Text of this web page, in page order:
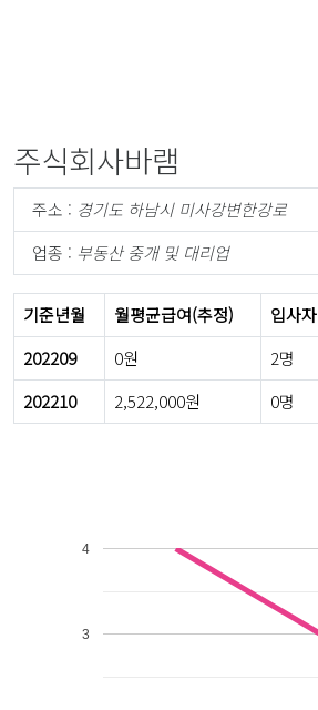
주식회사바램
주소 : 경기도 하남시 미사강변한강로
업종 : 부동산 중개 및 대리업
기준년월 월평균급여(추정) 입사자
202209
0원 2명
202210
2,522,000원 0명
3
4